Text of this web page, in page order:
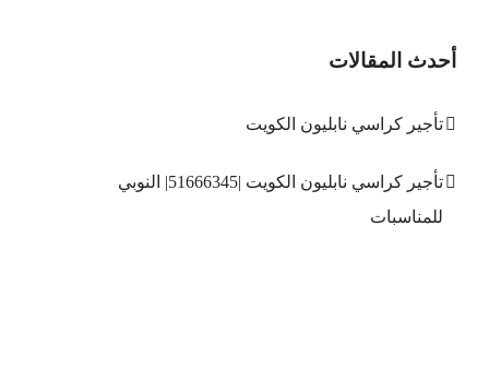
أحدث المقالات
تأجير كراسي نابليون الكويت
تأجير كراسي نابليون الكويت |51666345| النوبي
للمناسبات